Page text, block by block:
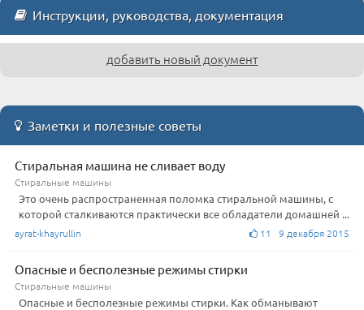
Инструкции, руководства, документация
добавить новый документ
Заметки и полезные советы
Стиральная машина не сливает воду
Стиральные машины
Это очень распространенная поломка стиральной машины, с
которой сталкиваются практически все обладатели домашней ...
ayrat-khayrullin 11 9 декабря 2015
Опасные и бесполезные режимы стирки
Стиральные машины
Опасные и бесполезные режимы стирки. Как обманывают